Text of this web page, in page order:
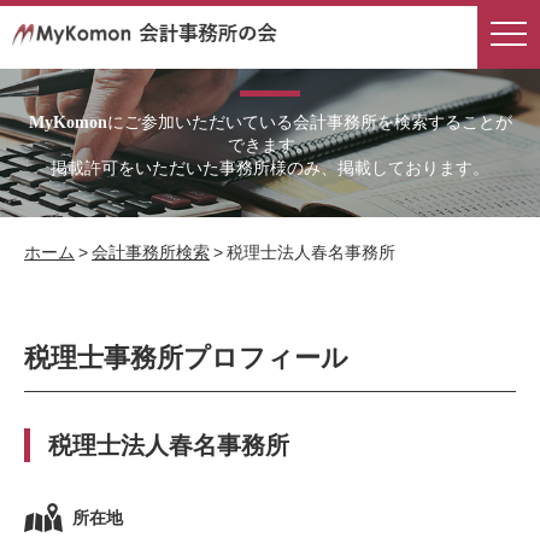
MyKomonにご参加いただいている会計事務所を検索することが
できます。
掲載許可をいただいた事務所様のみ、掲載しております。
ホーム >会計事務所検索>税理士法人春名事務所
税理士事務所プロフィール
税理士法人春名事務所
所在地